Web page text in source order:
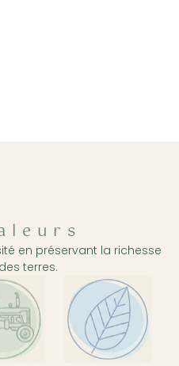
en préservant la richesse
terres.